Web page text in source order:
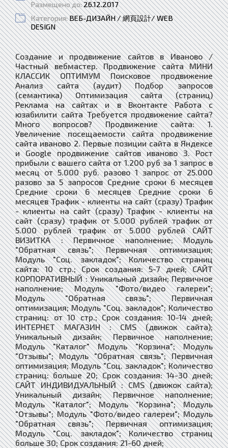
Размещено до:26.12.2017
Категория:ВЕБ-ДИЗАЙН / 網頁設計/ WEB
DESIGN
Создание и продвижение сайтов в Иваново /
Частный вебмастер. Продвижение сайта МИНИ
КЛАССИК ОПТИМУМ Поисковое продвижение
Анализ сайта (аудит) Подбор запросов
(семантика) Оптимизация сайта (страниц)
Реклама на сайтах и в Вконтакте Работа с
юзабилити сайта Требуется продвижение сайта?
Много вопросов? Продвижение сайта: 1.
Увеличение посещаемости сайта продвижение
сайта иваново 2. Первые позиции сайта в Яндексе
и Google продвижение сайтов иваново 3. Рост
прибыли с вашего сайта от 1.200 руб за 1 запрос в
месяц от 5.000 руб. разово 1 запрос от 25.000
разово за 5 запросов Средние сроки 6 месяцев
Средние сроки 6 месяцев Средние сроки 6
месяцев Трафик - клиенты на сайт (сразу) Трафик
- клиенты на сайт (сразу) Трафик - клиенты на
сайт (сразу) трафик от 5.000 рублей трафик от
5.000 рублей трафик от 5.000 рублей САЙТ
ВИЗИТКА : Первичное наполнение; Модуль
"Обратная связь"; Первичная оптимизация;
Модуль "Соц. закладок"; Количество страниц
сайта: 10 стр.; Срок создания: 5-7 дней; САЙТ
КОРПОРАТИВНЫЙ : Уникальный дизайн; Первичное
наполнение; Модуль "Фото/видео галереи";
Модуль "Обратная связь"; Первичная
оптимизация; Модуль "Соц. закладок"; Количество
страниц: от 10 стр.; Срок создания: 10-14 дней;
ИНТЕРНЕТ МАГАЗИН : CMS (движок сайта);
Уникальный дизайн; Первичное наполнение;
Модуль "Каталог" Модуль "Корзина"; Модуль
"Отзывы"; Модуль "Обратная связь"; Первичная
оптимизация; Модуль "Соц. закладок"; Количество
страниц: больше 20; Срок создания: 14-30 дней;
САЙТ ИНДИВИДУАЛЬНЫЙ : CMS (движок сайта);
Уникальный дизайн; Первичное наполнение;
Модуль "Каталог"; Модуль "Корзина"; Модуль
"Отзывы"; Модуль "Фото/видео галереи"; Модуль
"Обратная связь"; Первичная оптимизация;
Модуль "Соц. закладок"; Количество страниц
больше 30; Срок создания: 21-60 дней;